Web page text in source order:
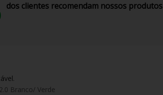
dos clientes recomendam nossos produtos
Branco/ Verde